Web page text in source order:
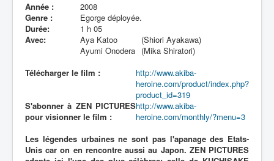
Année :
2008
Genre :
Egorge déployée.
Durée:
1 h 05
Avec:
Aya Katoo
(Shiori Ayakawa)
Ayumi Onodera (Mika Shiratori)
Télécharger le film :
http://www.akiba-
heroine.com/product/index.php?
product_id=319
S'abonner à ZEN PICTURES
pour visionner le film :
http://www.akiba-
heroine.com/monthly/?menu=3
Les légendes urbaines ne sont pas l'apanage des Etats-
Unis car on en rencontre aussi au Japon. ZEN PICTURES